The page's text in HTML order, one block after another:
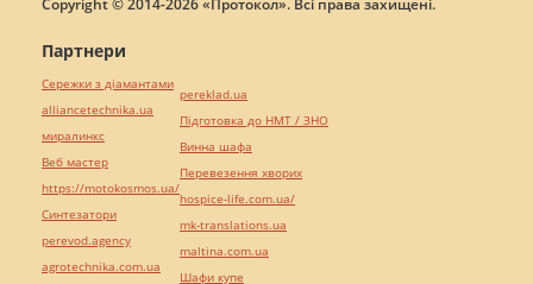
Партнери
Сережки з діамантами
alliancetechnika.ua
миралинкс
Веб мастер
https://motokosmos.ua/
Синтезатори
perevod.agency
agrotechnika.com.ua
pereklad.ua
Підготовка до НМТ / ЗНО
Винна шафа
Перевезення хворих
hospice-life.com.ua/
mk-translations.ua
maltina.com.ua
Шафи купе